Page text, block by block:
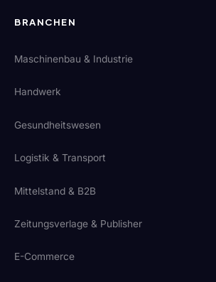
BRANCHEN
Maschinenbau & Industrie
Handwerk
Gesundheitswesen
Logistik & Transport
Mittelstand & B2B
Zeitungsverlage & Publisher
E-Commerce